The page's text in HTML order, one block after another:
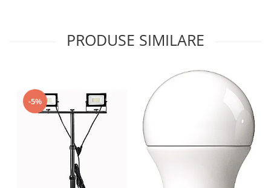
PRODUSE SIMILARE
-5%